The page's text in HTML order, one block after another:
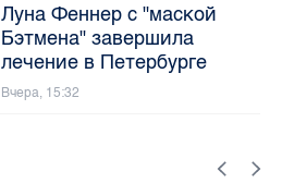
Луна Феннер с "маской
Бэтмена" завершила
лечение в Петербурге
Вчера, 15:32